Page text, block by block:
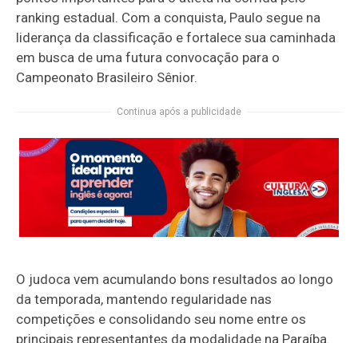
ranking estadual. Com a conquista, Paulo segue na
liderança da classificação e fortalece sua caminhada
em busca de uma futura convocação para o
Campeonato Brasileiro Sênior.
Continua após a publicidade
O judoca vem acumulando bons resultados ao longo
da temporada, mantendo regularidade nas
competições e consolidando seu nome entre os
principais representantes da modalidade na Paraíba.